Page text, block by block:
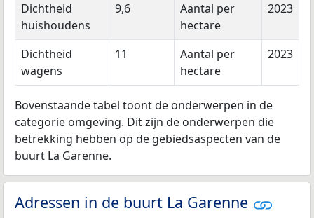
Dichtheid
huishoudens
9,6
Aantal per
hectare
2023
Dichtheid
wagens
11
Aantal per
hectare
2023
Bovenstaande tabel toont de onderwerpen in de
categorie omgeving. Dit zijn de onderwerpen die
betrekking hebben op de gebiedsaspecten van de
buurt La Garenne.
Adressen in de buurt La Garenne